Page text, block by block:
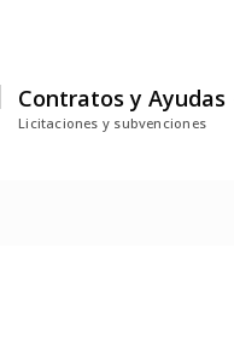
Contratos y Ayudas
Licitaciones y subvenciones